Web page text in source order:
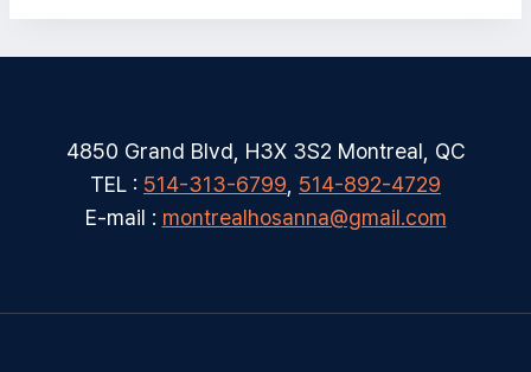
4850 Grand Blvd, H3X 3S2 Montreal, QC
TEL : 514-313-6799 514-892-4729
E-mail : montrealhosanna@gmail.com